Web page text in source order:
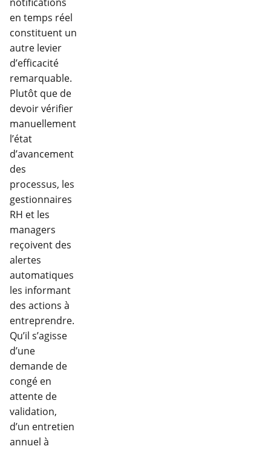
en temps réel
constituent un
autre levier
d’efficacité
remarquable.
Plutôt que de
devoir vérifier
manuellement
l’état
d’avancement
des
processus, les
gestionnaires
RH et les
managers
reçoivent des
alertes
automatiques
les informant
des actions à
entreprendre.
Qu’il s’agisse
d’une
demande de
congé en
attente de
validation,
d’un entretien
annuel à